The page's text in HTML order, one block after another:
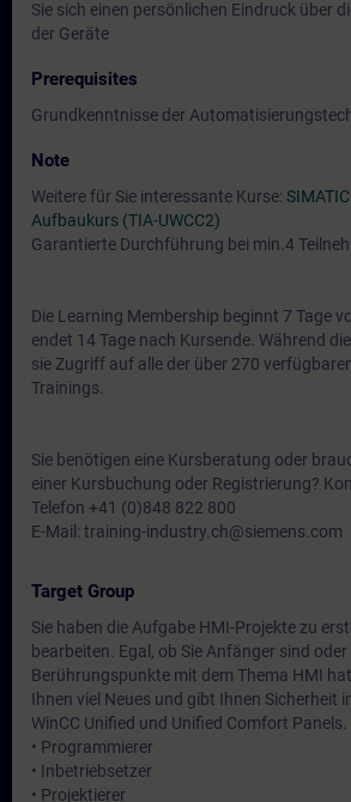
Sie sich einen persönlichen Eindruck über
der Geräte
Prerequisites
Grundkenntnisse der
Note
Weitere für Sie interessante Kurse:
Aufbaukurs (TIA-UWCC2)
Garantierte Durchführung bei min.4
Die Learning Membership beginnt 7 Tage
endet 14 Tage nach Kursende. Während
sie Zugriff auf alle der über 270
Trainings.
Sie benötigen eine Kursberatung oder
einer Kursbuchung oder Registrierung?
Telefon +41 (0)848 822 800
E-Mail: training-industry.ch@siemens.com
Target Group
Sie haben die Aufgabe HMI-Projekte zu
bearbeiten. Egal, ob Sie Anfänger sind
Berührungspunkte mit dem Thema HMI
Ihnen viel Neues und gibt Ihnen Sicherheit
WinCC Unified und Unified Comfort Panels.
• Programmierer
• Inbetriebsetzer
• Projektierer